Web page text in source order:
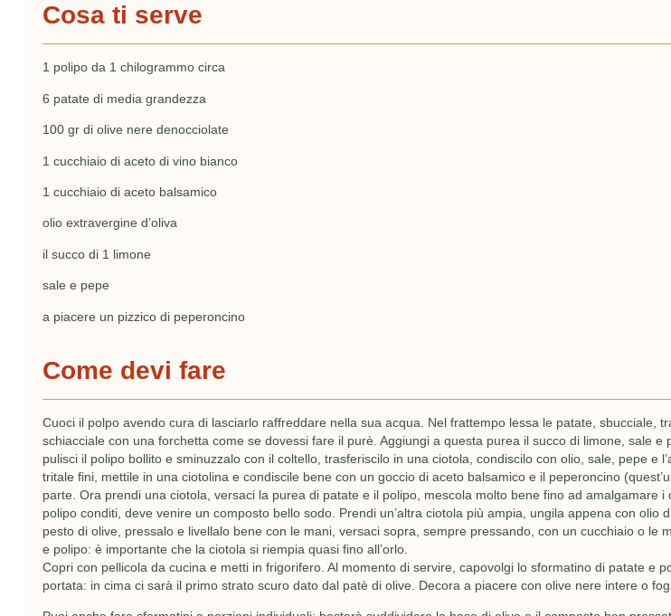
Cosa ti serve
1 polipo da 1 chilogrammo circa
6 patate di media grandezza
100 gr di olive nere denocciolate
1 cucchiaio di aceto di vino bianco
1 cucchiaio di aceto balsamico
olio extravergine d’oliva
il succo di 1 limone
sale e pepe
a piacere un pizzico di peperoncino
Come devi fare
Cuoci il polpo avendo cura di lasciarlo raffreddare nella sua acqua. Nel frattempo lessa le patate, sbucciale,
schiacciale con una forchetta come se dovessi fare il purè. Aggiungi a questa purea il succo di limone, sale e
pulisci il polipo bollito e sminuzzalo con il coltello, trasferiscilo in una ciotola, condiscilo con olio, sale, pepe e
tritale fini, mettile in una ciotolina e condiscile bene con un goccio di aceto balsamico e il peperoncino
parte. Ora prendi una ciotola, versaci la purea di patate e il polipo, mescola molto bene fino ad amalgamare i
polipo conditi, deve venire un composto bello sodo. Prendi un’altra ciotola più ampia, ungila appena con olio
pesto di olive, pressalo e livellalo bene con le mani, versaci sopra, sempre pressando, con un cucchiaio o le
e polipo: è importante che la ciotola si riempia quasi fino all’orlo.
Copri con pellicola da cucina e metti in frigorifero. Al momento di servire, capovolgi lo sformatino di patate e
portata: in cima ci sarà il primo strato scuro dato dal patè di olive. Decora a piacere con olive nere intere o